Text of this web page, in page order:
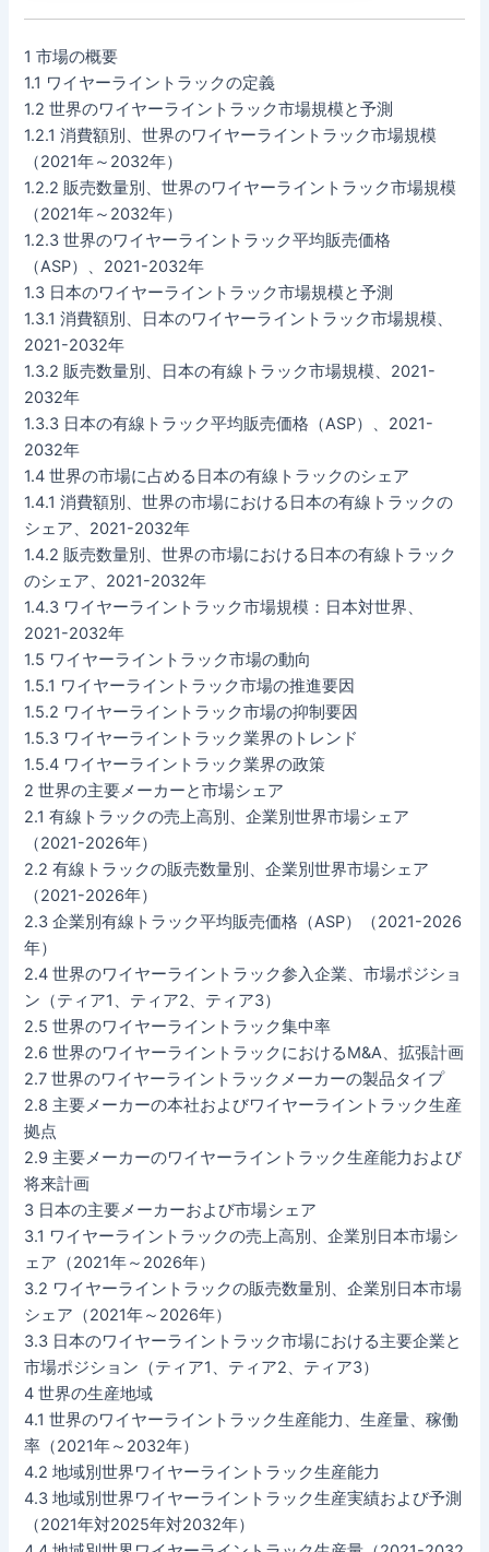
1 市場の概要
1.1 ワイヤーライントラックの定義
1.2 世界のワイヤーライントラック市場規模と予測
1.2.1 消費額別、世界のワイヤーライントラック市場規模
（2021年～2032年）
1.2.2 販売数量別、世界のワイヤーライントラック市場規模
（2021年～2032年）
1.2.3 世界のワイヤーライントラック平均販売価格
（ASP）、2021-2032年
1.3 日本のワイヤーライントラック市場規模と予測
1.3.1 消費額別、日本のワイヤーライントラック市場規模、
2021-2032年
1.3.2 販売数量別、日本の有線トラック市場規模、2021-
2032年
1.3.3 日本の有線トラック平均販売価格（ASP）、2021-
2032年
1.4 世界の市場に占める日本の有線トラックのシェア
1.4.1 消費額別、世界の市場における日本の有線トラックの
シェア、2021-2032年
1.4.2 販売数量別、世界の市場における日本の有線トラック
のシェア、2021-2032年
1.4.3 ワイヤーライントラック市場規模：日本対世界、
2021-2032年
1.5 ワイヤーライントラック市場の動向
1.5.1 ワイヤーライントラック市場の推進要因
1.5.2 ワイヤーライントラック市場の抑制要因
1.5.3 ワイヤーライントラック業界のトレンド
1.5.4 ワイヤーライントラック業界の政策
2 世界の主要メーカーと市場シェア
2.1 有線トラックの売上高別、企業別世界市場シェア
（2021-2026年）
2.2 有線トラックの販売数量別、企業別世界市場シェア
（2021-2026年）
2.3 企業別有線トラック平均販売価格（ASP）（2021-2026
年）
2.4 世界のワイヤーライントラック参入企業、市場ポジショ
ン（ティア1、ティア2、ティア3）
2.5 世界のワイヤーライントラック集中率
2.6 世界のワイヤーライントラックにおけるM&A、拡張計画
2.7 世界のワイヤーライントラックメーカーの製品タイプ
2.8 主要メーカーの本社およびワイヤーライントラック生産
拠点
2.9 主要メーカーのワイヤーライントラック生産能力および
将来計画
3 日本の主要メーカーおよび市場シェア
3.1 ワイヤーライントラックの売上高別、企業別日本市場シ
ェア（2021年～2026年）
3.2 ワイヤーライントラックの販売数量別、企業別日本市場
シェア（2021年～2026年）
3.3 日本のワイヤーライントラック市場における主要企業と
市場ポジション（ティア1、ティア2、ティア3）
4 世界の生産地域
4.1 世界のワイヤーライントラック生産能力、生産量、稼働
率（2021年～2032年）
4.2 地域別世界ワイヤーライントラック生産能力
4.3 地域別世界ワイヤーライントラック生産実績および予測
（2021年対2025年対2032年）